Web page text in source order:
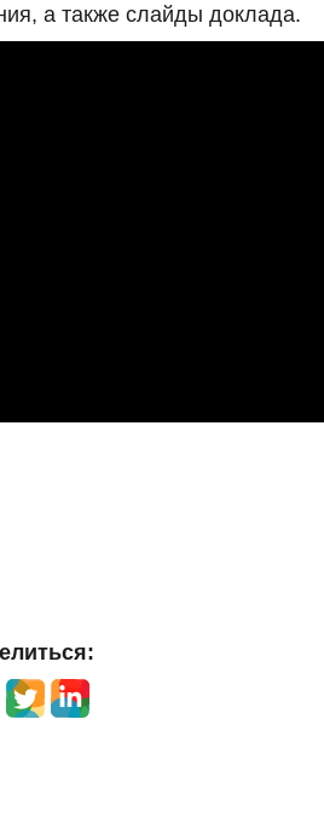
а также слайды доклада.